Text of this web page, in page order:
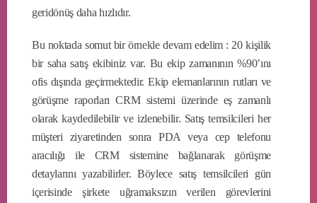
geridönüş daha hızlıdır.
Bu noktada somut bir örnekle devam edelim : 20 kişilik
bir saha satış ekibiniz var. Bu ekip zamanının %90’ını
ofis dışında geçirmektedir. Ekip elemanlarının rutları ve
görüşme raporları CRM sistemi üzerinde eş zamanlı
olarak kaydedilebilir ve izlenebilir. Satış temsilcileri her
müşteri ziyaretinden sonra PDA veya cep telefonu
aracılığı ile CRM sistemine bağlanarak görüşme
detaylarını yazabilirler. Böylece satış temsilcileri gün
içerisinde şirkete uğramaksızın verilen görevlerini